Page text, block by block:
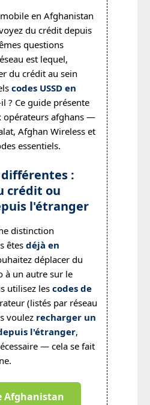
en Afghanistan
du crédit depuis
questions
est lequel,
du crédit au sein
codes USSD en
? Ce guide présente
opérateurs afghans —
Afghan Wireless et
essentiels.
différentes :
crédit ou
l'étranger
distinction
êtes déjà en
déplacer du
à un autre sur le
utilisez les codes de
(listés par réseau
voulez recharger un
l'étranger,
— cela se fait
Afghanistan